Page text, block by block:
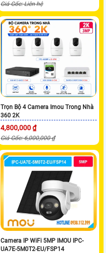
Giá Gốc: Liên hệ
Trọn Bộ 4 Camera Imou Trong Nhà
360 2K
4,800,000 ₫
Giá Gốc: 6,000,000 ₫
Camera IP WiFi 5MP IMOU IPC-
UA7E-5M0T2-EU/FSP14